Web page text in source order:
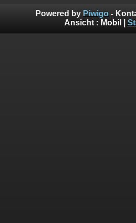
Powered by Piwigo -
Ansicht : Mobil